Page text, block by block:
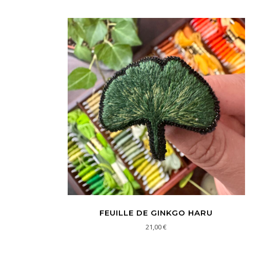
FEUILLE DE GINKGO HARU
21,00€